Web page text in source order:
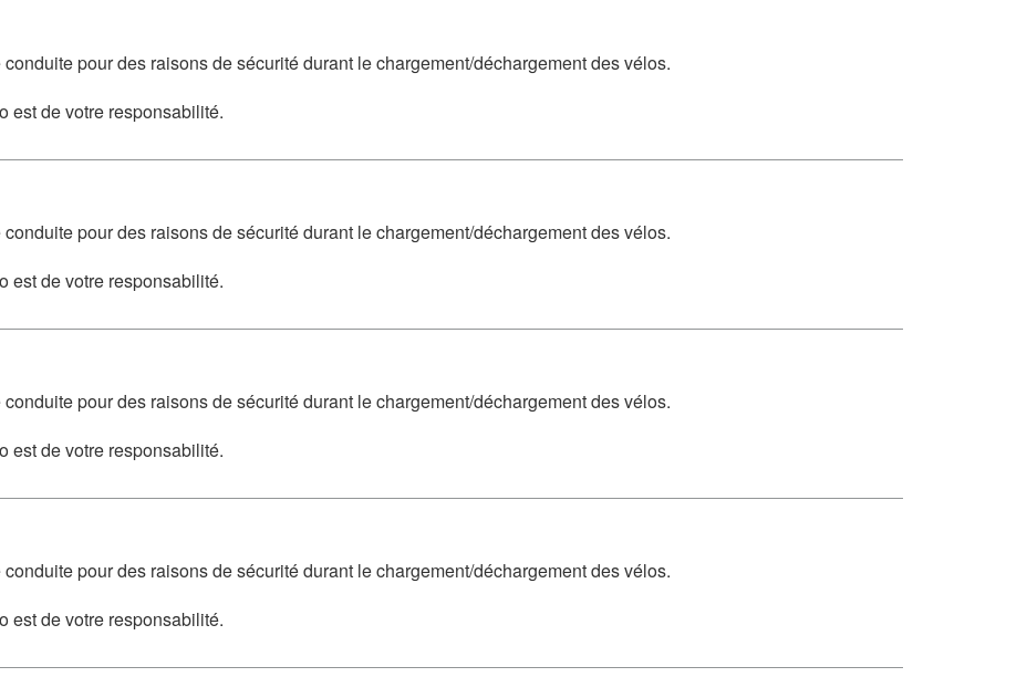
pour des raisons de sécurité durant le chargement/déchargement des vélos.
est de votre responsabilité.
pour des raisons de sécurité durant le chargement/déchargement des vélos.
est de votre responsabilité.
pour des raisons de sécurité durant le chargement/déchargement des vélos.
est de votre responsabilité.
pour des raisons de sécurité durant le chargement/déchargement des vélos.
est de votre responsabilité.